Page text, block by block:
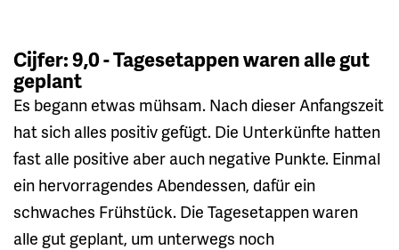
Cijfer: 9,0 - Tagesetappen waren alle gut
geplant
Es begann etwas mühsam. Nach dieser Anfangszeit
hat sich alles positiv gefügt. Die Unterkünfte hatten
fast alle positive aber auch negative Punkte. Einmal
ein hervorragendes Abendessen, dafür ein
schwaches Frühstück. Die Tagesetappen waren
alle gut geplant, um unterwegs noch